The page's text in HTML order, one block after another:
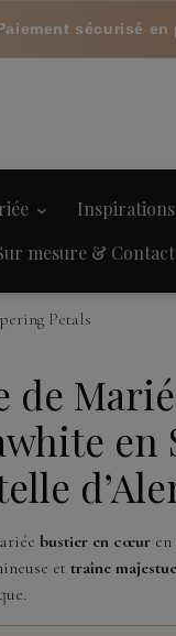
sécurisé
Inspirations
mesure & Contact
Petals
de
en
bustier en cœur en
et traîne